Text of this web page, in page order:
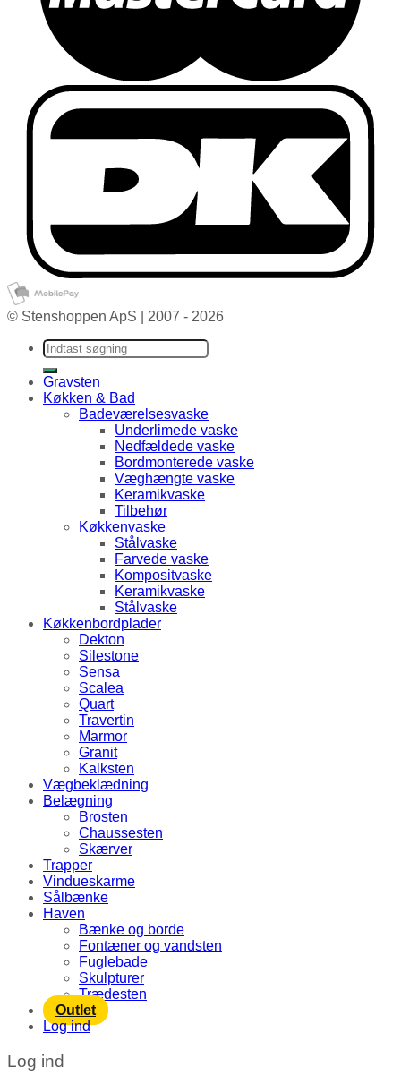
© Stenshoppen ApS | 2007 - 2026
Søg efter:
Gravsten
Køkken & Bad
Badeværelsesvaske
Underlimede vaske
Nedfældede vaske
Bordmonterede vaske
Væghængte vaske
Keramikvaske
Tilbehør
Køkkenvaske
Stålvaske
Farvede vaske
Kompositvaske
Keramikvaske
Stålvaske
Køkkenbordplader
Dekton
Silestone
Sensa
Scalea
Quart
Travertin
Marmor
Granit
Kalksten
Vægbeklædning
Belægning
Brosten
Chaussesten
Skærver
Trapper
Vindueskarme
Sålbænke
Haven
Bænke og borde
Fontæner og vandsten
Fuglebade
Skulpturer
Trædesten
Outlet
Log ind
Log ind